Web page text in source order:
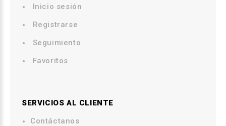
Inicio sesión
Registrarse
Seguimiento
Favoritos
SERVICIOS AL CLIENTE
Contáctanos